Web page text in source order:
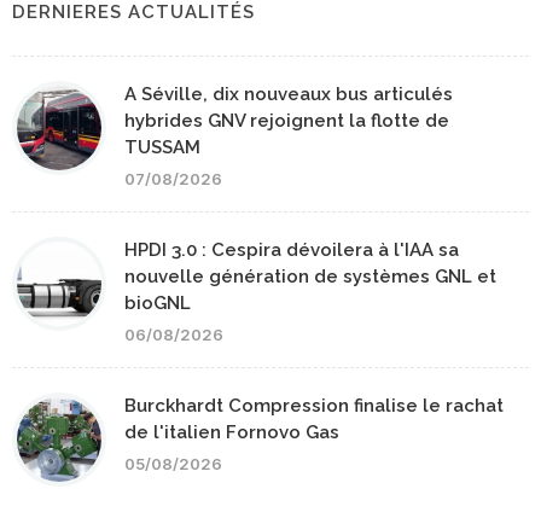
DERNIERES ACTUALITÉS
A Séville, dix nouveaux bus articulés
hybrides GNV rejoignent la flotte de
TUSSAM
07/08/2026
HPDI 3.0 : Cespira dévoilera à l'IAA sa
nouvelle génération de systèmes GNL et
bioGNL
06/08/2026
Burckhardt Compression finalise le rachat
de l'italien Fornovo Gas
05/08/2026